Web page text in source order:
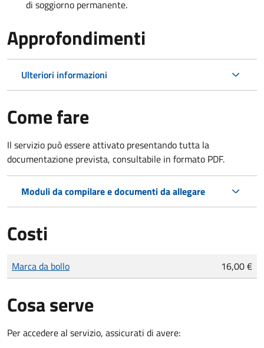
di soggiorno permanente.
Approfondimenti
Ulteriori informazioni
Come fare
Il servizio può essere attivato presentando tutta la
documentazione prevista, consultabile in formato PDF.
Moduli da compilare e documenti da allegare
Costi
Tipo di pagamento
Importo
Marca da bollo 16,00 €
Cosa serve
Per accedere al servizio, assicurati di avere: